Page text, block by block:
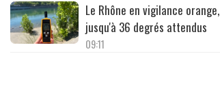
Le Rhône en vigilance orange,
jusqu'à 36 degrés attendus
09:11